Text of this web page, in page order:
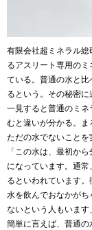
有限会社超ミネラル
るアスリート専用の
ている。普通の水と
るという。その秘密に
一見すると普通のミ
むと違いが分かる。ま
ただの水でないことを
「この水は、最初か
になっています。通
るといわれています。
水を飲んでおなかが
ないという人もいます
簡単に言えば、普通